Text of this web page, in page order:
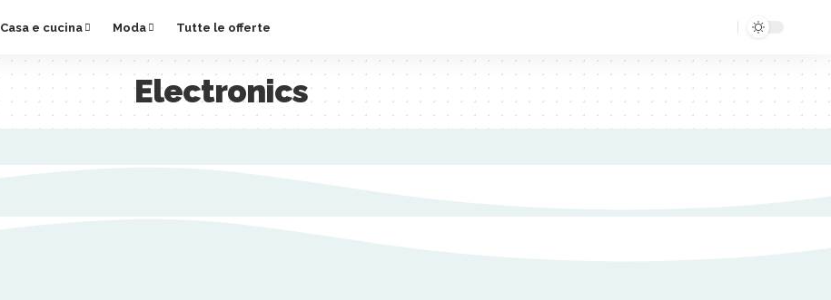
Casa e cucina Moda Tutte le offerte
Electronics